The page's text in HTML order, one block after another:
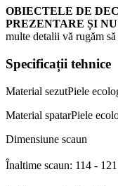
OBIECTELE DE
PREZENTARE ȘI
multe detalii vă rugăm
Specificații tehnice
Material sezutPiele
Material spatarPiele
Dimensiune scaun
Înaltime scaun: 114 -